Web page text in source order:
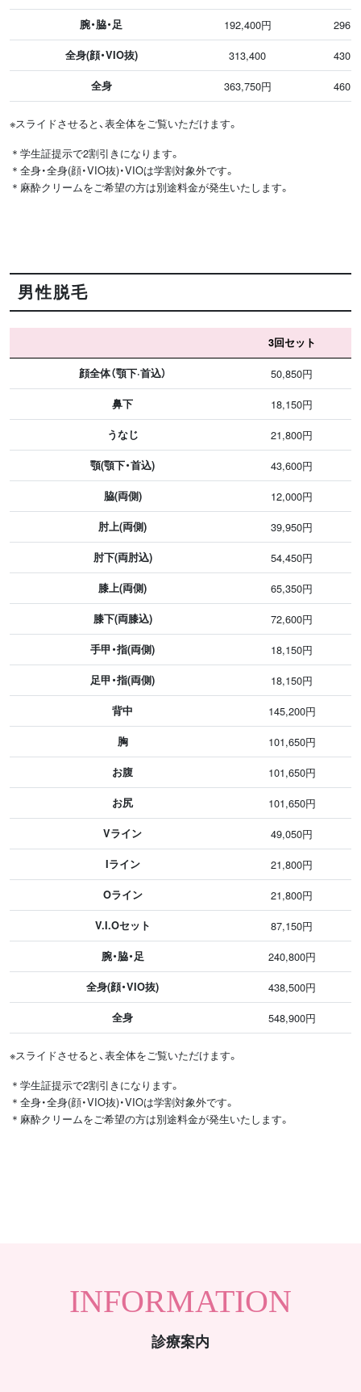
腕・脇・足 192,400円
全身(顔・VIO抜) 313,400
全身 363,750円
※スライドさせると、表全体をご覧いただけます。
＊学生証提示で2割引きになります。
＊全身・全身(顔・VIO抜)・VIOは学割対象外です。
＊麻酔クリームをご希望の方は別途料金が発生いたします。
男性脱毛
3回セット
顔全体（顎下·首込） 50,850円
鼻下 18,150円
うなじ 21,800円
顎(顎下・首込) 43,600円
脇(両側) 12,000円
肘上(両側) 39,950円
肘下(両肘込) 54,450円
膝上(両側) 65,350円
膝下(両膝込) 72,600円
手甲・指(両側) 18,150円
足甲・指(両側) 18,150円
背中 145,200円
胸 101,650円
お腹 101,650円
お尻 101,650円
Vライン 49,050円
Iライン 21,800円
Oライン 21,800円
V.I.Oセット 87,150円
腕・脇・足 240,800円
全身(顔・VIO抜) 438,500円
全身 548,900円
※スライドさせると、表全体をご覧いただけます。
＊学生証提示で2割引きになります。
＊全身・全身(顔・VIO抜)・VIOは学割対象外です。
＊麻酔クリームをご希望の方は別途料金が発生いたします。
INFORMATION
診療案内